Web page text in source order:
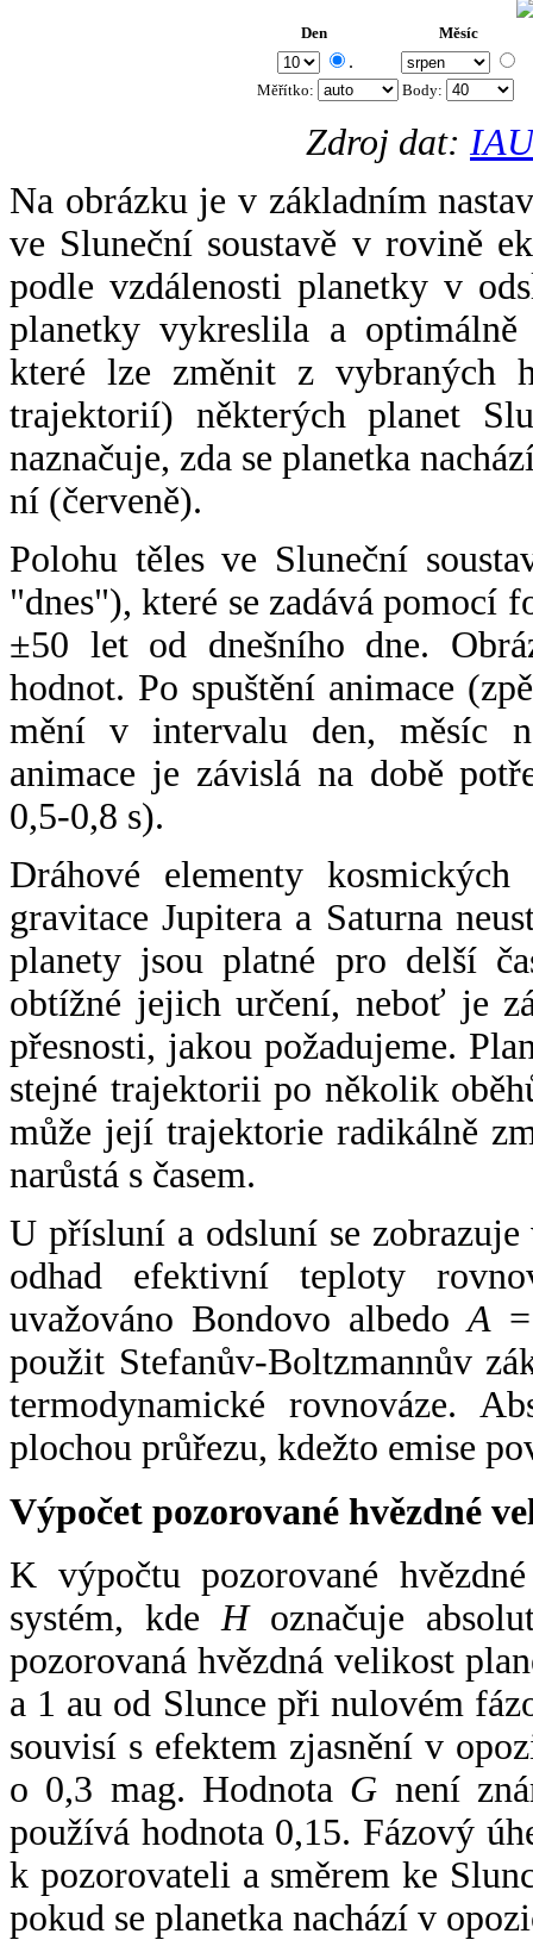
Den Měsíc
.
Měřítko: Body:
Zdroj dat:
Na obrázku je v základním
ve Sluneční soustavě v rovině
podle vzdálenosti planetky v
planetky vykreslila a
které lze změnit z vybraných
trajektorií) některých planet
naznačuje, zda se planetka
ní (červeně).
Polohu těles ve Sluneční
"dnes"), které se zadává pomocí
±50 let od dnešního dne.
hodnot. Po spuštění animace
mění v intervalu den, měsíc
animace je závislá na době
0,5-0,8 s).
Dráhové elementy
gravitace Jupitera a Saturna
planety jsou platné pro delší
obtížné jejich určení, neboť je
přesnosti, jakou požadujeme.
stejné trajektorii po několik
může její trajektorie radikálně
narůstá s časem.
U přísluní a odsluní se
odhad efektivní teploty
uvažováno Bondovo albedoA
použit Stefanův-Boltzmannův
termodynamické rovnováze.
plochou průřezu, kdežto emise
Výpočet pozorované hvězdné
K výpočtu pozorované
systém, kde Hoznačuje
pozorovaná hvězdná velikost
a 1 au od Slunce při nulovém
souvisí s efektem zjasnění v
o 0,3 mag. Hodnota G není
používá hodnota 0,15. Fázový
k pozorovateli a směrem ke
pokud se planetka nachází v